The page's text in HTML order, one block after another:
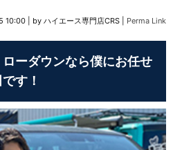
10:00 by ハイエース専門店CRS Perma Link
ーダウンなら僕にお任せ
す！